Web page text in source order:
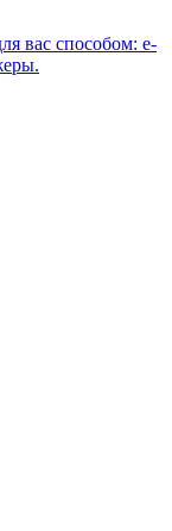
вас способом: e-